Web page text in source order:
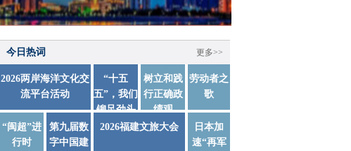
更多>>
今日热词
2026两岸海洋文化交
流平台活动
“十五
五”，我们
铆足劲头
踏实干
树立和践
行正确政
绩观
劳动者之
歌
“闽超”进
行时
第九届数
字中国建
2026福建文旅大会
日本加
速“再军